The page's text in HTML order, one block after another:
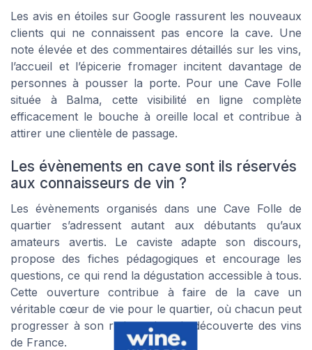
Les avis en étoiles sur Google rassurent les nouveaux
clients qui ne connaissent pas encore la cave. Une
note élevée et des commentaires détaillés sur les vins,
l’accueil et l’épicerie fromager incitent davantage de
personnes à pousser la porte. Pour une Cave Folle
située à Balma, cette visibilité en ligne complète
efficacement le bouche à oreille local et contribue à
attirer une clientèle de passage.
Les évènements en cave sont ils réservés
aux connaisseurs de vin ?
Les évènements organisés dans une Cave Folle de
quartier s’adressent autant aux débutants qu’aux
amateurs avertis. Le caviste adapte son discours,
propose des fiches pédagogiques et encourage les
questions, ce qui rend la dégustation accessible à tous.
Cette ouverture contribue à faire de la cave un
véritable cœur de vie pour le quartier, où chacun peut
progresser à son rythme dans la découverte des vins
de France.